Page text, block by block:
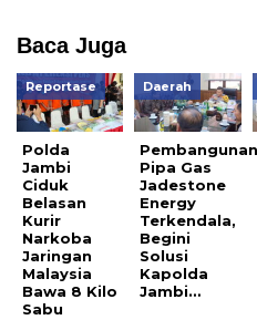
Baca Juga
Reportase
Polda
Jambi
Ciduk
Belasan
Kurir
Narkoba
Jaringan
Malaysia
Bawa 8 Kilo
Sabu
Daerah
Pembangunan
Pipa Gas
Jadestone
Energy
Terkendala,
Begini
Solusi
Kapolda
Jambi…